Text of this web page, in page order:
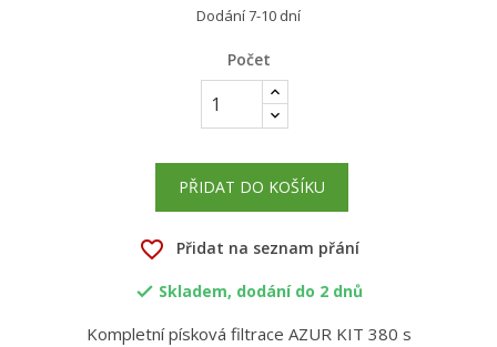
Dodání 7-10 dní
Počet
PŘIDAT DO KOŠÍKU
favorite_border Přidat na seznam přání
 Skladem, dodání do 2 dnů
Kompletní písková filtrace AZUR KIT 380 s